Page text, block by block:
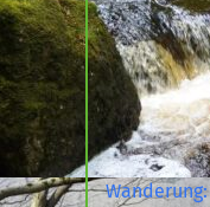
Wanderung: